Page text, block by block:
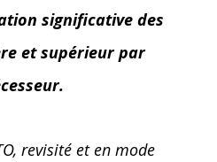
significative des
et supérieur par
revisité et en mode